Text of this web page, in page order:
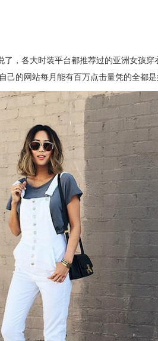
，各大时装平台都推荐过的亚洲女孩穿
己的网站每月能有百万点击量凭的全都是